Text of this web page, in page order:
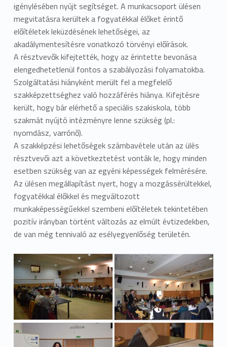
igénylésében nyújt segítséget. A munkacsoport ülésen
megvitatásra kerültek a fogyatékkal élőket érintő
előítéletek leküzdésének lehetőségei, az
akadálymentesítésre vonatkozó törvényi előírások.
A résztvevők kifejtették, hogy az érintette bevonása
elengedhetetlenül fontos a szabályozási folyamatokba.
Szolgáltatási hiányként merült fel a megfelelő
szakképzettséghez való hozzáférés hiánya. Kifejtésre
került, hogy bár elérhető a speciális szakiskola, több
szakmát nyújtó intézményre lenne szükség (pl.:
nyomdász, varrónő).
A szakképzési lehetőségek számbavétele után az ülés
résztvevői azt a következtetést vonták le, hogy minden
esetben szükség van az egyéni képességek felmérésére.
Az ülésen megállapítást nyert, hogy a mozgássérültekkel,
fogyatékkal élőkkel és megváltozott
munkaképességűekkel szembeni előítéletek tekintetében
pozitív irányban történt változás az elmúlt évtizedekben,
de van még tennivaló az esélyegyenlőség területén.